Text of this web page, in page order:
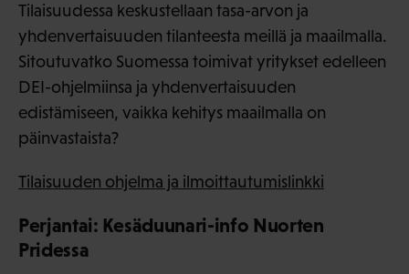
Tilaisuudessa keskustellaan tasa-arvon ja
yhdenvertaisuuden tilanteesta meillä ja maailmalla.
Sitoutuvatko Suomessa toimivat yritykset edelleen
DEI-ohjelmiinsa ja yhdenvertaisuuden
edistämiseen, vaikka kehitys maailmalla on
päinvastaista?
Tilaisuuden ohjelma ja ilmoittautumislinkki
Perjantai: Kesäduunari-info Nuorten
Pridessa